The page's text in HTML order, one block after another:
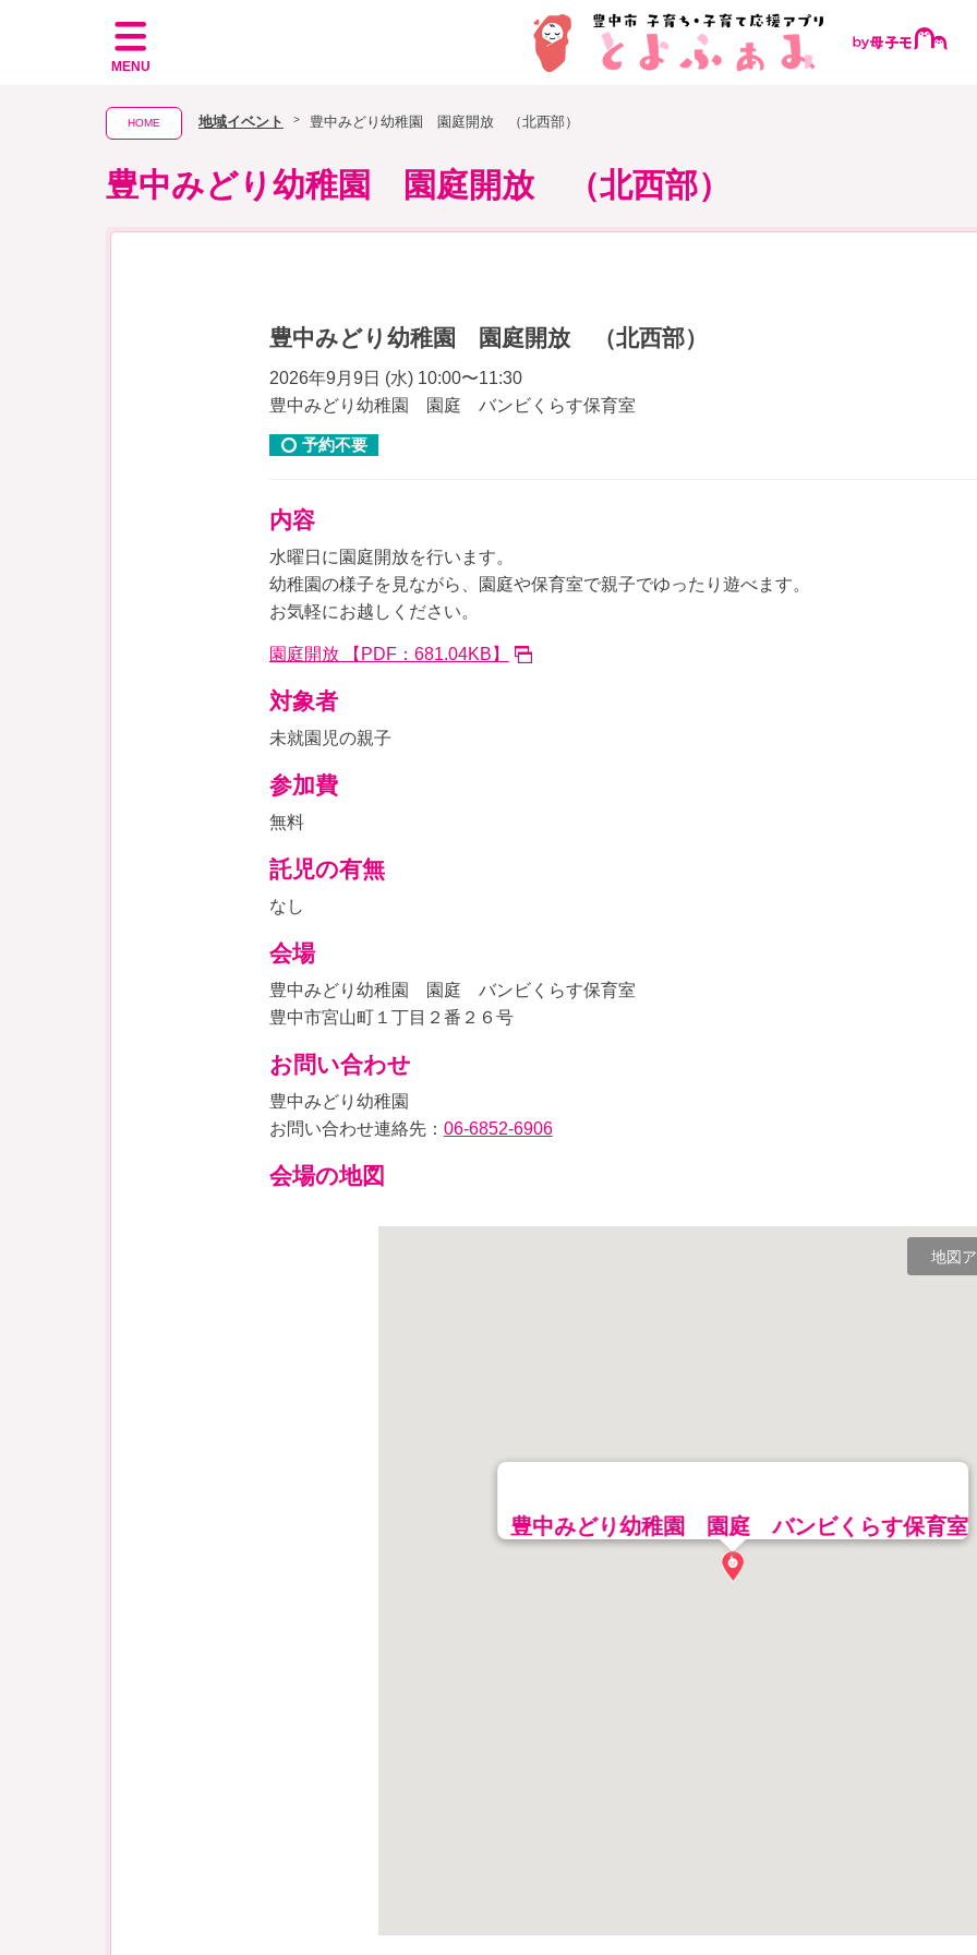
MENU
HOME 地域イベント 豊中みどり幼稚園 園庭開放 （北西部）
豊中みどり幼稚園 園庭開放 （北西部）
豊中みどり幼稚園 園庭開放 （北西部）
2026年9月9日 (水) 10:00〜11:30
豊中みどり幼稚園 園庭 バンビくらす保育室
予約不要
内容
水曜日に園庭開放を行います。
幼稚園の様子を見ながら、園庭や保育室で親子でゆったり遊べます。
お気軽にお越しください。
園庭開放 【PDF：681.04KB】
対象者
未就園児の親子
参加費
無料
託児の有無
なし
会場
豊中みどり幼稚園 園庭 バンビくらす保育室
豊中市宮山町１丁目２番２６号
お問い合わせ
豊中みどり幼稚園
お問い合わせ連絡先： 06-6852-6906
会場の地図
地図
豊中みどり幼稚園 園庭 バンビくらす保育室